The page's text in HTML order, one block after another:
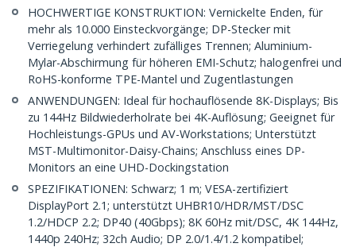
HOCHWERTIGE KONSTRUKTION: Vernickelte Enden, für
mehr als 10.000 Einsteckvorgänge; DP-Stecker mit
Verriegelung verhindert zufälliges Trennen; Aluminium-
Mylar-Abschirmung für höheren EMI-Schutz; halogenfrei und
RoHS-konforme TPE-Mantel und Zugentlastungen
ANWENDUNGEN: Ideal für hochauflösende 8K-Displays; Bis
zu 144Hz Bildwiederholrate bei 4K-Auflösung; Geeignet für
Hochleistungs-GPUs und AV-Workstations; Unterstützt
MST-Multimonitor-Daisy-Chains; Anschluss eines DP-
Monitors an eine UHD-Dockingstation
SPEZIFIKATIONEN: Schwarz; 1 m; VESA-zertifiziert
DisplayPort 2.1; unterstützt UHBR10/HDR/MST/DSC
1.2/HDCP 2.2; DP40 (40Gbps); 8K 60Hz mit/DSC, 4K 144Hz,
1440p 240Hz; 32ch Audio; DP 2.0/1.4/1.2 kompatibel;